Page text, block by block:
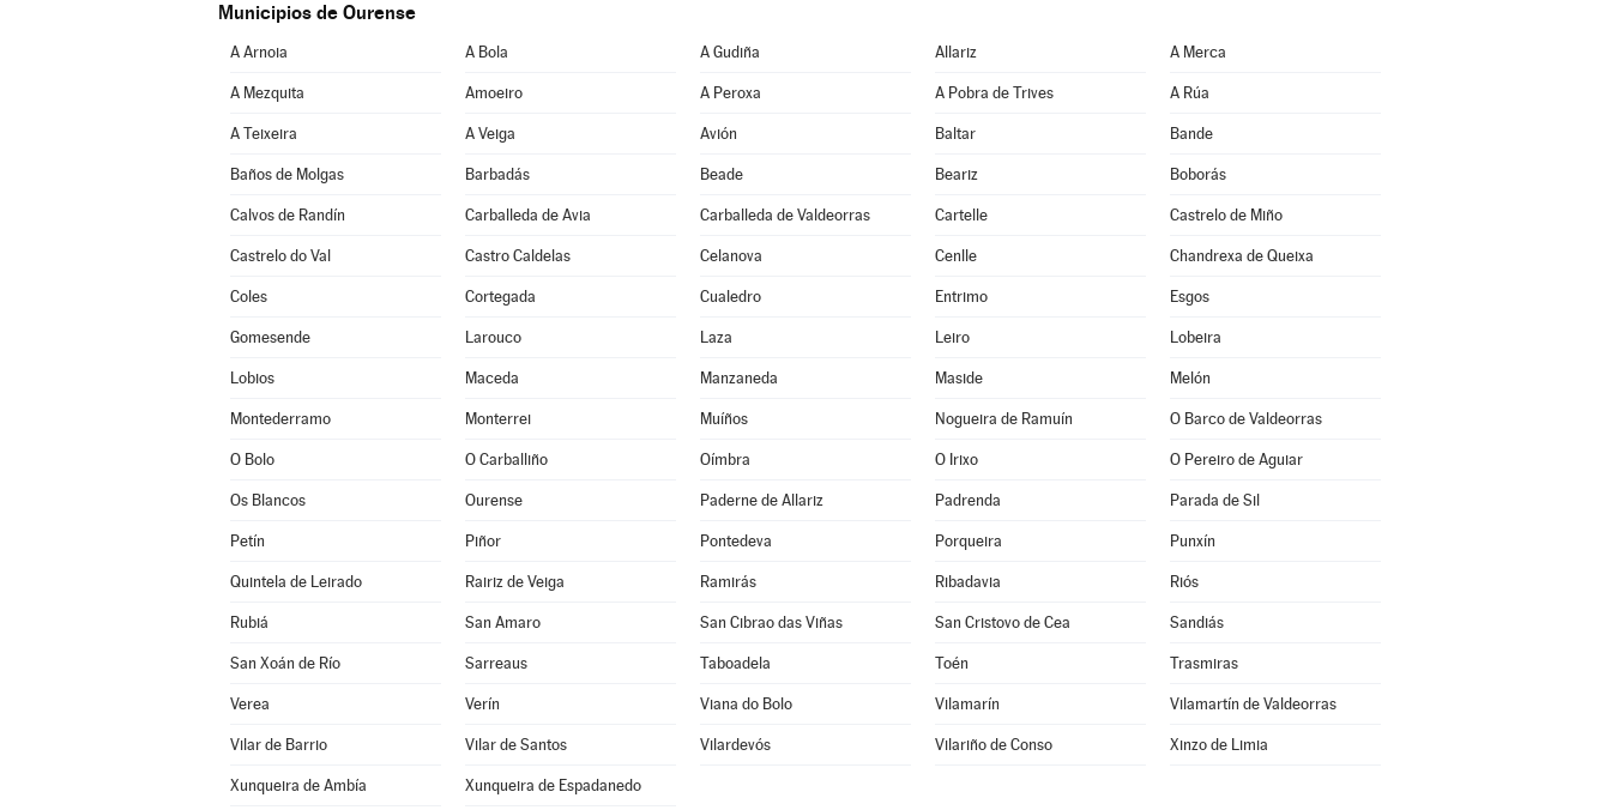
Municipios de Ourense
A Arnoia A Bola A Gudiña Allariz A Merca
A Mezquita Amoeiro A Peroxa A Pobra de Trives A Rúa
A Teixeira A Veiga Avión Baltar Bande
Baños de Molgas Barbadás Beade Beariz Boborás
Calvos de Randín Carballeda de Avia Carballeda de Valdeorras Cartelle Castrelo de Miño
Castrelo do Val Castro Caldelas Celanova Cenlle Chandrexa de Queixa
Coles Cortegada Cualedro Entrimo Esgos
Gomesende Larouco Laza Leiro Lobeira
Lobios Maceda Manzaneda Maside Melón
Montederramo Monterrei Muíños Nogueira de Ramuín O Barco de Valdeorras
O Bolo O Carballiño Oímbra O Irixo O Pereiro de Aguiar
Os Blancos Ourense Paderne de Allariz Padrenda Parada de Sil
Petín Piñor Pontedeva Porqueira Punxín
Quintela de Leirado Rairiz de Veiga Ramirás Ribadavia Riós
Rubiá San Amaro San Cibrao das Viñas San Cristovo de Cea Sandiás
San Xoán de Río Sarreaus Taboadela Toén Trasmiras
Verea Verín Viana do Bolo Vilamarín Vilamartín de Valdeorras
Vilar de Barrio Vilar de Santos Vilardevós Vilariño de Conso Xinzo de Limia
Xunqueira de Ambía Xunqueira de Espadanedo